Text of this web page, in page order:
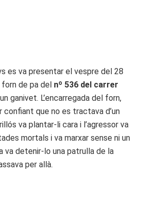
es va presentar el vespre del 28
de pa del nº 536 del carrer
ganivet. L’encarregada del forn,
confiant que no es tractava d’un
va plantar-li cara i l’agressor va
mortals i va marxar sense ni un
va detenir-lo una patrulla de la
per allà.